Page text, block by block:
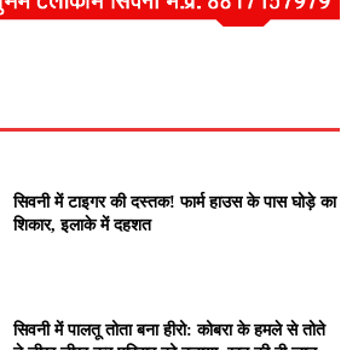
सिवनी में टाइगर की दस्तक! फार्म हाउस के पास घोड़े का
शिकार, इलाके में दहशत
सिवनी में पालतू तोता बना हीरो: कोबरा के हमले से तोते